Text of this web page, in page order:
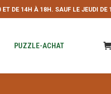
DE 14H À 18H. SAUF LE JEUDI DE
PUZZLE-ACHAT